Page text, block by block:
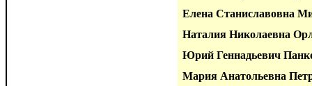
Елена Станиславовна
Наталия Николаевна
Юрий Геннадьевич
Мария Анатольевна